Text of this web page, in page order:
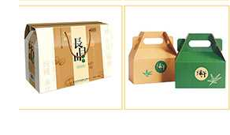
- 气柱卷
- 珍珠棉袋
气柱袋